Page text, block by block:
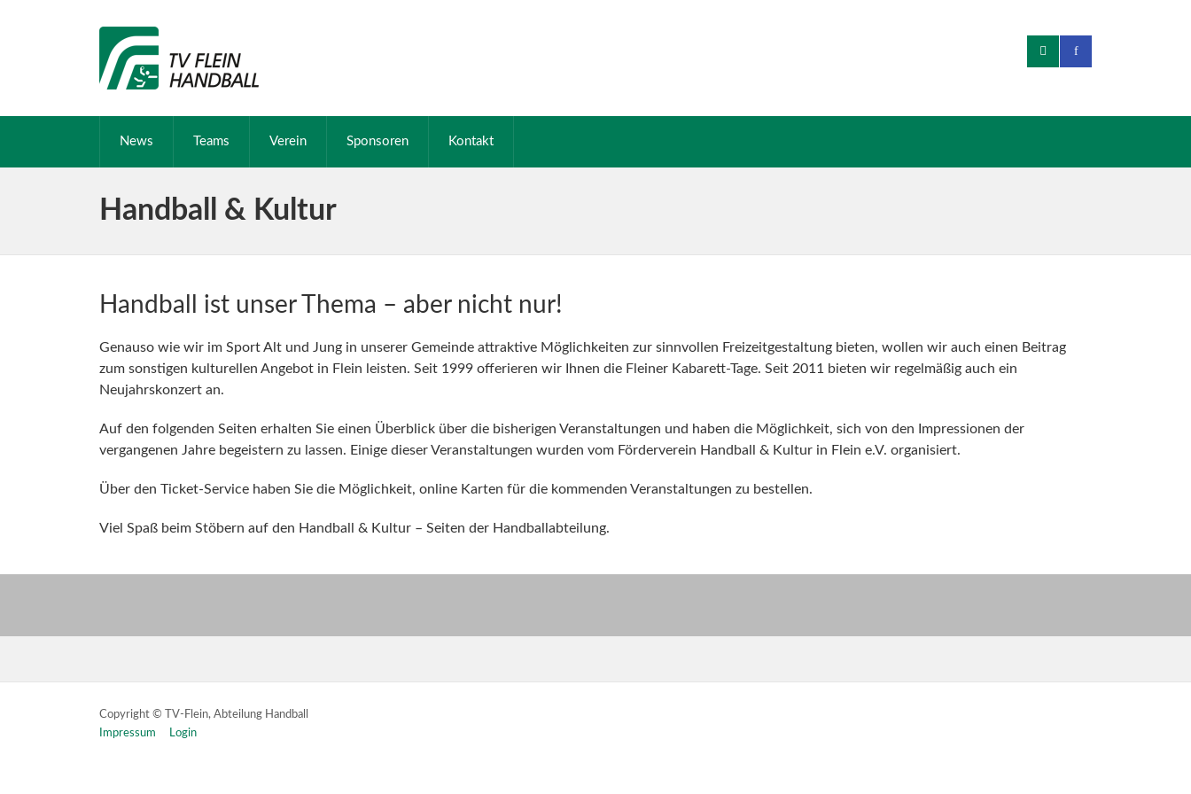
News Teams Verein Sponsoren Kontakt
Handball & Kultur
Handball ist unser Thema – aber nicht nur!
Genauso wie wir im Sport Alt und Jung in unserer Gemeinde attraktive Möglichkeiten zur sinnvollen Freizeitgestaltung bieten, wollen wir auch einen Beitrag
zum sonstigen kulturellen Angebot in Flein leisten. Seit 1999 offerieren wir Ihnen die Fleiner Kabarett-Tage. Seit 2011 bieten wir regelmäßig auch ein
Neujahrskonzert an.
Auf den folgenden Seiten erhalten Sie einen Überblick über die bisherigen Veranstaltungen und haben die Möglichkeit, sich von den Impressionen der
vergangenen Jahre begeistern zu lassen. Einige dieser Veranstaltungen wurden vom Förderverein Handball & Kultur in Flein e.V. organisiert.
Über den Ticket-Service haben Sie die Möglichkeit, online Karten für die kommenden Veranstaltungen zu bestellen.
Viel Spaß beim Stöbern auf den Handball & Kultur – Seiten der Handballabteilung.
Copyright © TV-Flein, Abteilung Handball
Impressum
Login